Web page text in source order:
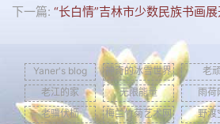
下一篇: “长白情”吉林市少数民族书画
Yaner's blog 神奇的冰雪世界 老
老江的家
无限能量 雨荷
老骥伏枥
梅兰竹菊艺术网 野渡